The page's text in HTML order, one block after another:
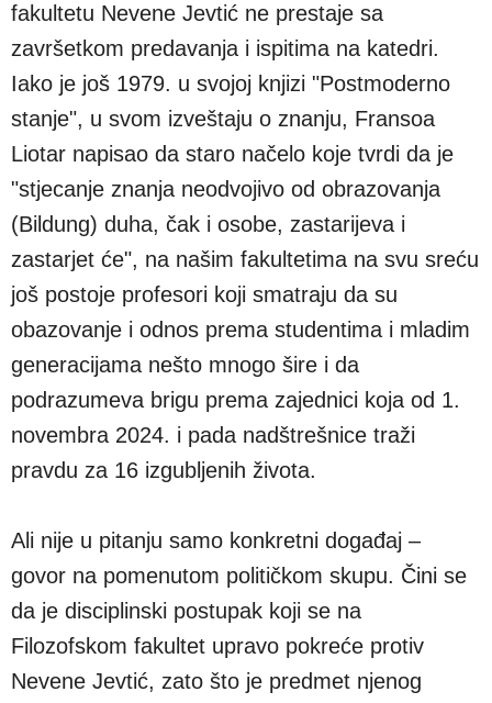
fakultetu Nevene Jevtić ne prestaje sa
završetkom predavanja i ispitima na katedri.
Iako je još 1979. u svojoj knjizi "Postmoderno
stanje", u svom izveštaju o znanju, Fransoa
Liotar napisao da staro načelo koje tvrdi da je
"stjecanje znanja neodvojivo od obrazovanja
(Bildung) duha, čak i osobe, zastarijeva i
zastarjet će", na našim fakultetima na svu sreću
još postoje profesori koji smatraju da su
obazovanje i odnos prema studentima i mladim
generacijama nešto mnogo šire i da
podrazumeva brigu prema zajednici koja od 1.
novembra 2024. i pada nadštrešnice traži
pravdu za 16 izgubljenih života.
Ali nije u pitanju samo konkretni događaj –
govor na pomenutom političkom skupu. Čini se
da je disciplinski postupak koji se na
Filozofskom fakultet upravo pokreće protiv
Nevene Jevtić, zato što je predmet njenog